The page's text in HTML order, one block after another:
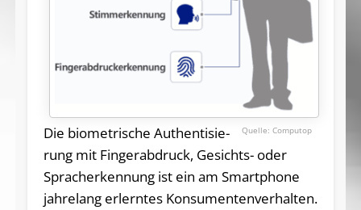
Computop
Die bio­me­tri­sche Au­then­ti­sie­
rung mit Fin­ger­ab­druck, Ge­sichts- oder
Sprach­er­ken­nung ist ein am Smart­pho­ne
jah­re­lang er­lern­tes Kon­su­men­ten­ver­hal­ten.